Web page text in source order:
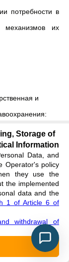
потребности в
их
и
М.М.,
216 с.
депутатов от
до 2020
Storage of
Information
Data, and
Operator's policy
they use the
the implemented
data and the
1 of Article 6 of
withdrawal of